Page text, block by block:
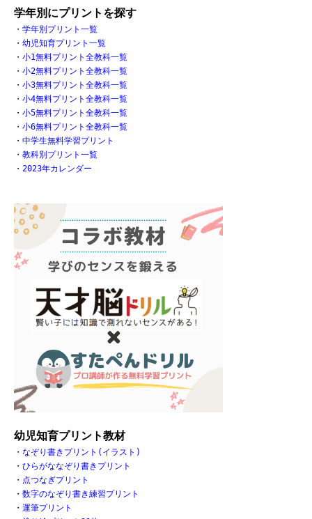
学年別にプリントを探す
・ 学年別プリント一覧
・ 幼児知育プリント一覧
・ 小1無料プリント全教科一覧
・ 小2無料プリント全教科一覧
・ 小3無料プリント全教科一覧
・ 小4無料プリント全教科一覧
・ 小5無料プリント全教科一覧
・ 小6無料プリント全教科一覧
・ 中学生無料学習プリント
・ 教科別プリント一覧
・ 2023年カレンダー
幼児知育プリント教材
・ なぞり書きプリント(イラスト)
・ ひらがななぞり書きプリント
・ 点つなぎプリント
・ 数字のなぞり書き練習プリント
・ 運筆プリント